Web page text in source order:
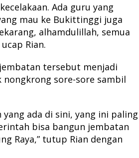
Ada guru yang
mau ke Bukittinggi juga
alhamdulillah, semua
Rian.
tersebut menjadi
sore-sore sambil
ada di sini, yang ini paling
bisa bangun jembatan
Raya,” tutup Rian dengan